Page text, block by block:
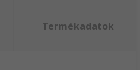
Termékadatok